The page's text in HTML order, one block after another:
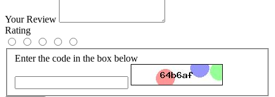
Your Review
Rating
Enter the code in the box below